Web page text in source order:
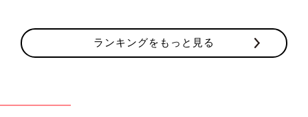
ランキングをもっと見る